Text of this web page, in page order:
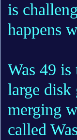
is
happens
Was 49 is
large disk
merging
called